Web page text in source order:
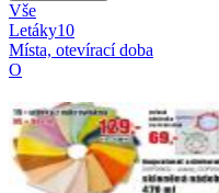
Vše
Letáky10
Místa, otevírací doba
O